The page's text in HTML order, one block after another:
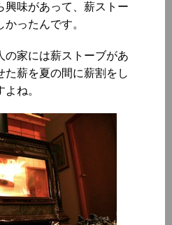
興味があって、薪ストー
ったんです。
の家には薪ストーブがあ
た薪を夏の間に薪割をし
ね。